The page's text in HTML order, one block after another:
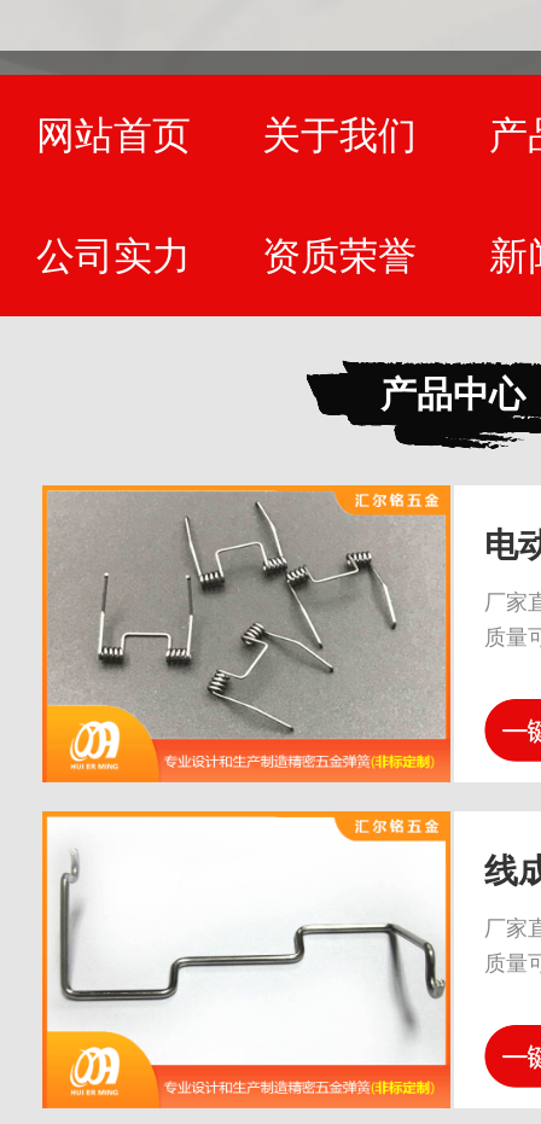
网站首页 关于我们 产
公司实力 资质荣誉 新
产品中心
电
厂家
质量
线
厂家
质量